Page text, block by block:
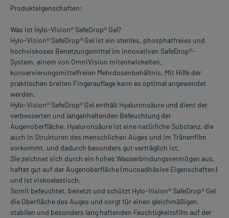
Produkteigenschaften:
Was ist Hylo-Vision® SafeDrop® Gel?
Hylo-Vision® SafeDrop® Gel ist ein steriles, phosphatfreies und
hochviskoses Benetzungsmittel im innovativen SafeDrop®-
System, einem von OmniVision mitentwickelten,
konservierungsmittelfreien Mehrdosenbehältnis. Mit Hilfe der
praktischen breiten Fingerauflage kann es optimal angewendet
werden.
Hylo-Vision® SafeDrop® Gel enthält Hyaluronsäure und dient der
verbesserten und langanhaltenden Befeuchtung der
Augenoberfläche. Hyaluronsäure ist eine natürliche Substanz, die
auch in Strukturen des menschlichen Auges und im Tränenfilm
vorkommt, und dadurch besonders gut verträglich ist.
Sie zeichnet sich durch ein hohes Wasserbindungsvermögen aus,
haftet gut auf der Augenoberfläche (mucoadhäsive Eigenschaften)
und ist viskoelastisch.
Somit befeuchtet, benetzt und schützt Hylo-Vision® SafeDrop® Gel
die Oberfläche des Auges und sorgt für einen gleichmäßigen,
stabilen und besonders lang haftenden Feuchtigkeitsfilm auf der